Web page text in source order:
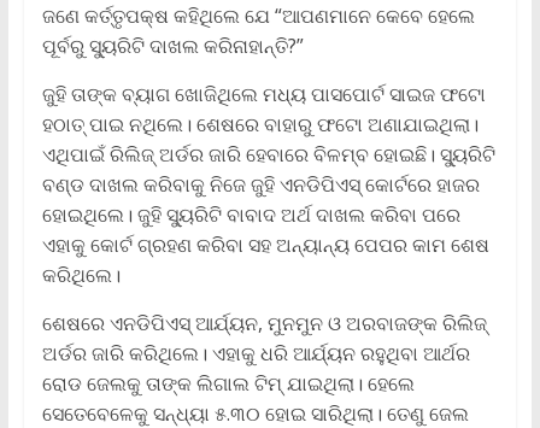
ଜଣେ କର୍ତ୍ତୃପକ୍ଷ କହିଥିଲେ ଯେ “ଆପଣମାନେ କେବେ ହେଲେ
ପୂର୍ବରୁ ସ୍ୟୁରିଟି ଦାଖଲ କରିନାହାନ୍ତି?”
ଜୁହି ତାଙ୍କ ବ୍ୟାଗ ଖୋଜିଥିଲେ ମଧ୍ୟ ପାସପୋର୍ଟ ସାଇଜ ଫଟୋ
ହଠାତ୍‌ ପାଇ ନଥିଲେ। ଶେଷରେ ବାହାରୁ ଫଟୋ ଅଣାଯାଇଥିଲା।
ଏଥିପାଇଁ ରିଲିଜ୍‌ ଅର୍ଡର ଜାରି ହେବାରେ ବିଳମ୍ବ ହୋଇଛି। ସ୍ୟୁରିଟି
ବଣ୍ଡ ଦାଖଲ କରିବାକୁ ନିଜେ ଜୁହି ଏନଡିପିଏସ୍‌ କୋର୍ଟରେ ହାଜର
ହୋଇଥିଲେ। ଜୁହି ସ୍ୟୁରିଟି ବାବାଦ ଅର୍ଥ ଦାଖଲ କରିବା ପରେ
ଏହାକୁ କୋର୍ଟ ଗ୍ରହଣ କରିବା ସହ ଅନ୍ୟାନ୍ୟ ପେପର କାମ ଶେଷ
କରିଥିଲେ।
ଶେଷରେ ଏନଡିପିଏସ୍‌ ଆର୍ଯ୍ୟନ, ମୁନମୁନ ଓ ଅରବାଜଙ୍କ ରିଲିଜ୍‌
ଅର୍ଡର ଜାରି କରିଥିଲେ। ଏହାକୁ ଧରି ଆର୍ଯ୍ୟନ ରହୁଥିବା ଆର୍ଥର
ରୋଡ ଜେଲକୁ ତାଙ୍କ ଲିଗାଲ ଟିମ୍‌ ଯାଇଥିଲା। ହେଲେ
ସେତେବେଳେକୁ ସନ୍ଧ୍ୟା ୫.୩୦ ହୋଇ ସାରିଥିଲା। ତେଣୁ ଜେଲ